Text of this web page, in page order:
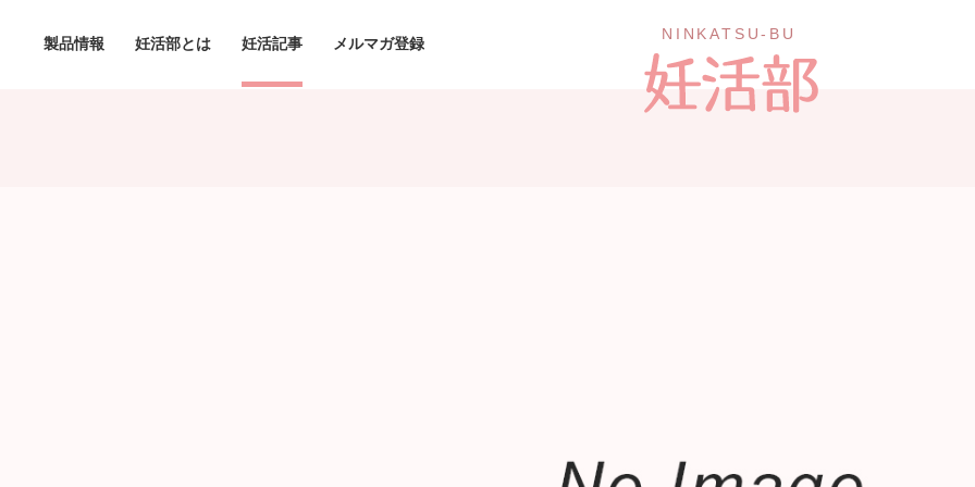
製品情報 妊活部とは 妊活記事 メルマガ登録